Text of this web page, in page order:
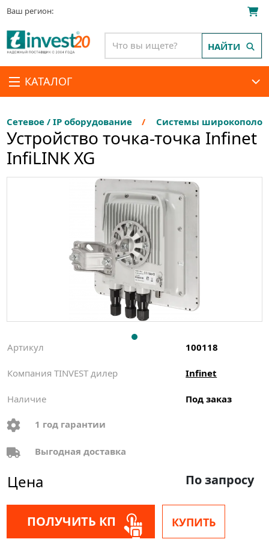
Ваш регион:
КАТАЛОГ
НАЙТИ
Сетевое / IP оборудование Системы
Устройство точка-точка Infinet
InfiLINK XG
Артикул 100118
Компания TINVEST дилер Infinet
Наличие Под заказ
1 год гарантии
Выгодная доставка
Цена По запросу
ПОЛУЧИТЬ КП КУПИТЬ